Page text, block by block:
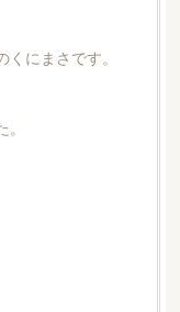
にまさです。